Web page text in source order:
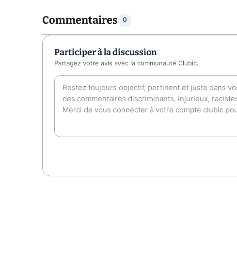
Commentaires 0
Participer à la discussion
Partagez votre avis avec la communauté Clubic.